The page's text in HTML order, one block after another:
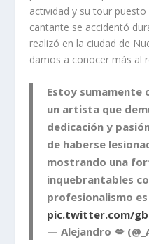
actividad y su tour
cantante se accidentó
realizó en la ciudad de
damos a conocer más al
Estoy sumamente
un artista que
dedicación y
de haberse
mostrando una
inquebrantables
profesionalismo
pic.twitter.com/
— Alejandro 💋